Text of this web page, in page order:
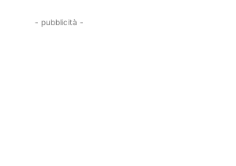
- pubblicità -